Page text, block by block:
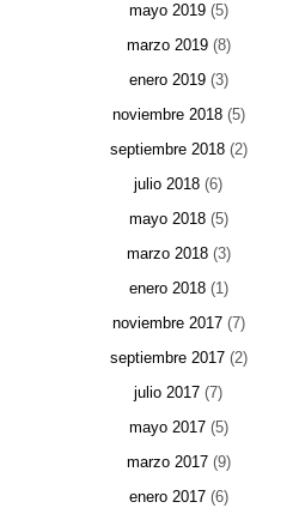
mayo 2019(5)
marzo 2019(8)
enero 2019(3)
noviembre 2018(5)
septiembre 2018(2)
julio 2018 (6)
mayo 2018(5)
marzo 2018(3)
enero 2018(1)
noviembre 2017(7)
septiembre 2017(2)
julio 2017 (7)
mayo 2017(5)
marzo 2017(9)
enero 2017(6)